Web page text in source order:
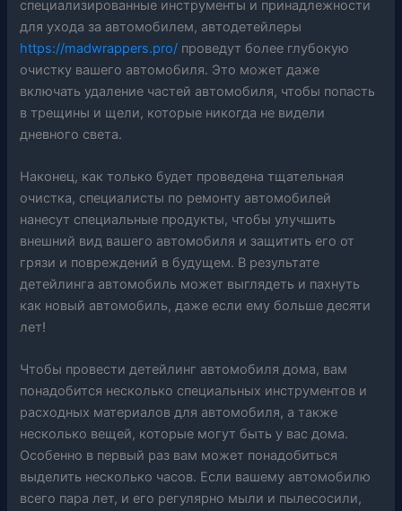
специализированные инструменты и принадлежности
для ухода за автомобилем, автодетейлеры
https://madwrappers.pro/ проведут более глубокую
очистку вашего автомобиля. Это может даже
включать удаление частей автомобиля, чтобы попасть
в трещины и щели, которые никогда не видели
дневного света.
Наконец, как только будет проведена тщательная
очистка, специалисты по ремонту автомобилей
нанесут специальные продукты, чтобы улучшить
внешний вид вашего автомобиля и защитить его от
грязи и повреждений в будущем. В результате
детейлинга автомобиль может выглядеть и пахнуть
как новый автомобиль, даже если ему больше десяти
лет!
Чтобы провести детейлинг автомобиля дома, вам
понадобится несколько специальных инструментов и
расходных материалов для автомобиля, а также
несколько вещей, которые могут быть у вас дома.
Особенно в первый раз вам может понадобиться
выделить несколько часов. Если вашему автомобилю
всего пара лет, и его регулярно мыли и пылесосили,